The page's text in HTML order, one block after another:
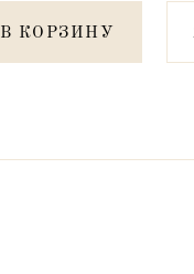
В КОРЗИНУ